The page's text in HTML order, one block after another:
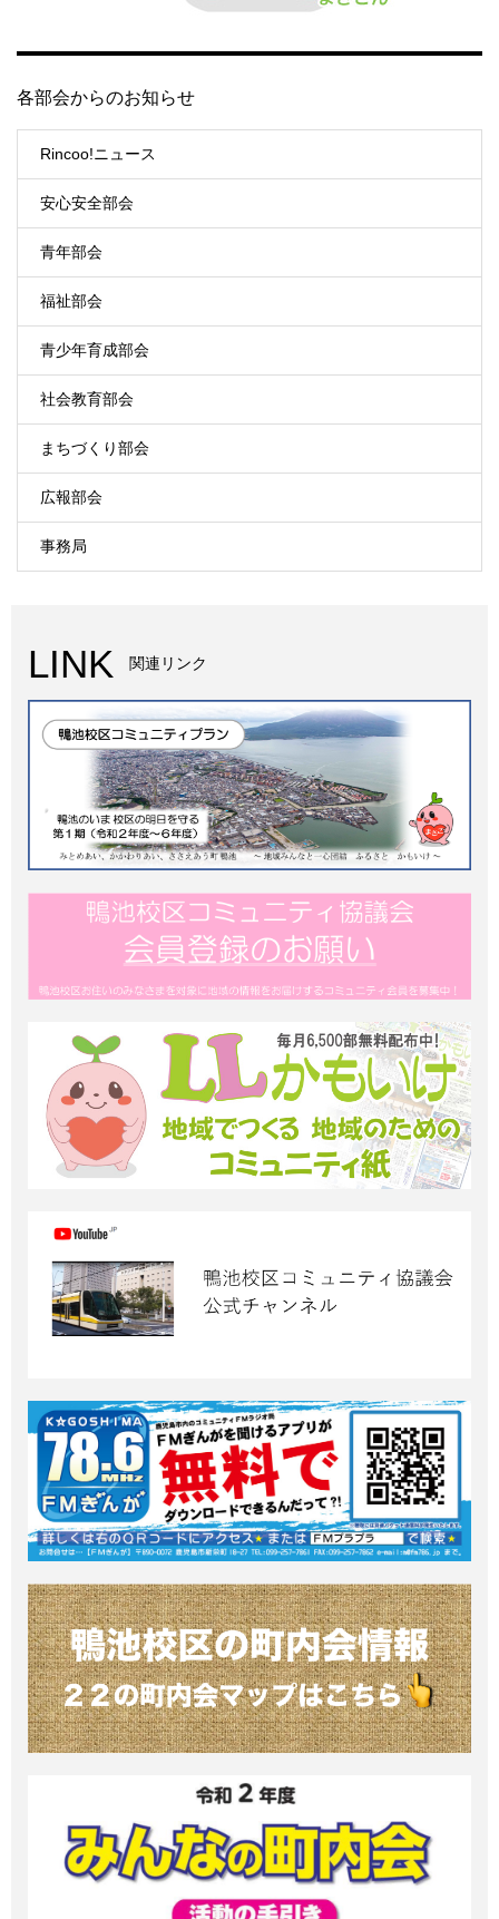
各部会からのお知らせ
Rincoo!ニュース
安心安全部会
青年部会
福祉部会
青少年育成部会
社会教育部会
まちづくり部会
広報部会
事務局
LINK 関連リンク